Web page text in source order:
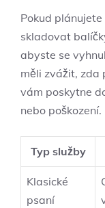
Pokud
skladovat
abyste se
měli zvážit, zda
vám poskytne
nebo poškození.
Typ služby
Klasické
psaní